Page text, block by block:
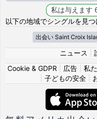
以下の地域でシングルを見
出会い Saint Croix
ニュース
Cookie & GDPR
広告 私
子どもの安全|